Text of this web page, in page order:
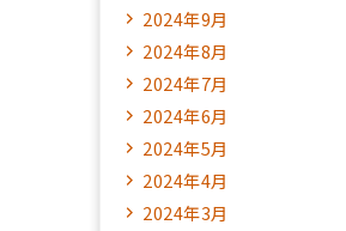
2024年9月
2024年8月
2024年7月
2024年6月
2024年5月
2024年4月
2024年3月